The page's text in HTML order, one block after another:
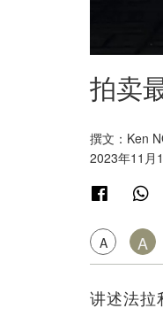
拍卖
撰文：Ken
2023年11月
A A
讲述法